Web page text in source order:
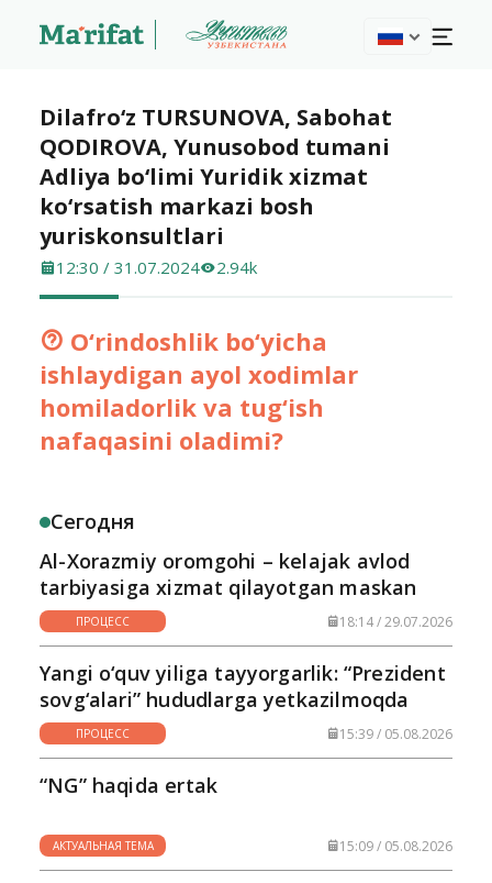
Dilafro‘z TURSUNOVA, Sabohat
QODIROVA, Yunusobod tumani
Adliya bo‘limi Yuridik xizmat
ko‘rsatish markazi bosh
yuriskonsultlari
12:30 / 31.07.2024 2.94k
O‘rindoshlik bo‘yicha
ishlaydigan ayol xodimlar
homiladorlik va tug‘ish
nafaqasini oladi­mi?
Сегодня
Al-Xorazmiy oromgohi – kelajak avlod
tarbiyasiga xizmat qilayotgan maskan
ПРОЦЕСС 18:14 / 29.07.2026
Yangi o‘quv yiliga tayyorgarlik: “Prezident
sovg‘alari” hududlarga yetkazilmoqda
ПРОЦЕСС 15:39 / 05.08.2026
“NG” haqida ertak
АКТУАЛЬНАЯ ТЕМА 15:09 / 05.08.2026